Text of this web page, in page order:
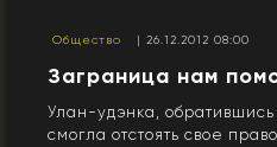
Общество | 26.12.2012 08:00
Заграница нам
Улан-удэнка, обратившись
смогла отстоять свое